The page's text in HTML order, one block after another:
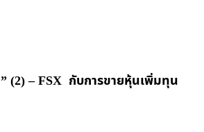
(2) – FSX กับการขายหุ้นเพิ่มทุน